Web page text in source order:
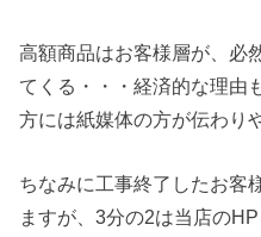
高額商品はお客様層が、必
てくる・・・経済的な理由
方には紙媒体の方が伝わり
ちなみに工事終了したお客
ますが、3分の2は当店の